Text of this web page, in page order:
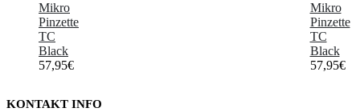
Mikro
Pinzette
TC
Black
57,95€
Mikro
Pinzette
TC
Black
57,95€
KONTAKT INFO